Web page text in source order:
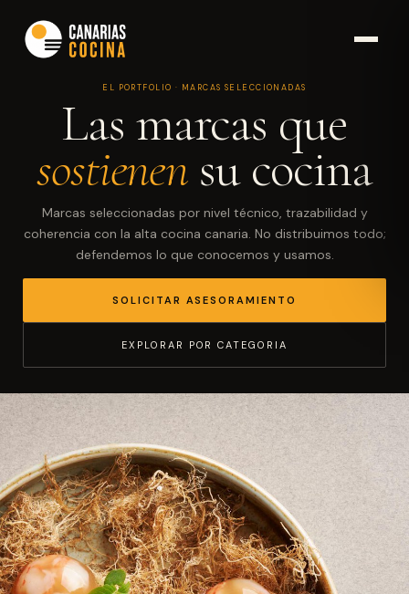
EL PORTFOLIO · MARCAS SELECCIONADAS
Las marcas que
sostienen su cocina
Marcas seleccionadas por nivel técnico, trazabilidad y
coherencia con la alta cocina canaria. No distribuimos todo;
defendemos lo que conocemos y usamos.
SOLICITAR ASESORAMIENTO
EXPLORAR POR CATEGORIA